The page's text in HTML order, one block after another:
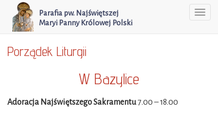
Parafia pw. Najświętszej
Maryi Panny Królowej Polski
Porządek Liturgii
W Bazylice
Adoracja Najświętszego Sakramentu7.00 – 18.00